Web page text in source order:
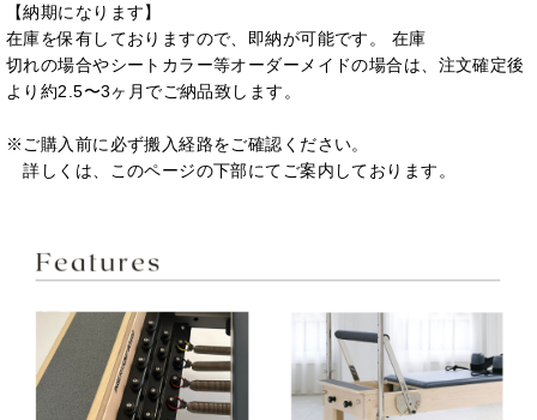
【納期になります】
在庫を保有しておりますので、即納が可能です。 在庫
切れの場合やシートカラー等オーダーメイドの場合は、注文確定後
より約2.5〜3ヶ月でご納品致します。
※ご購入前に必ず搬入経路をご確認ください。
詳しくは、このページの下部にてご案内しております。